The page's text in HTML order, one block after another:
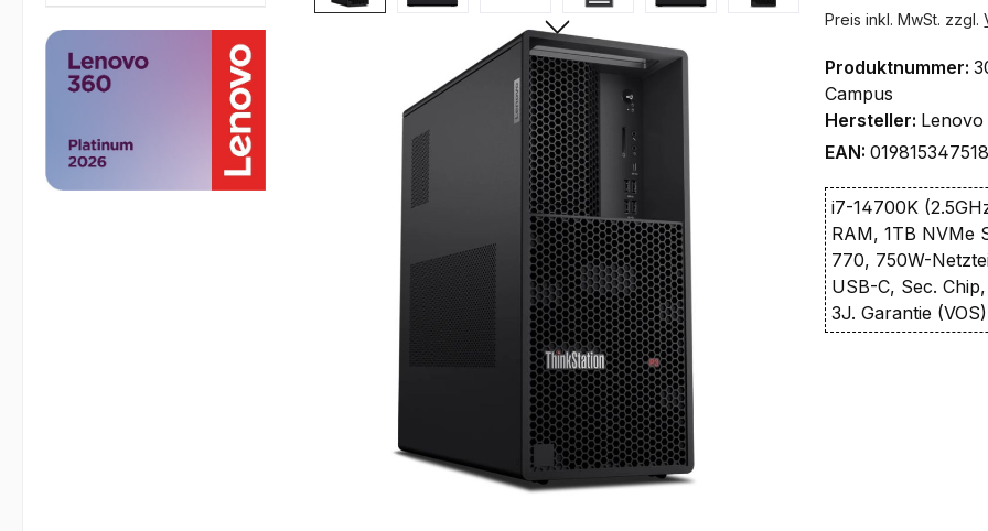
Preis inkl. MwSt. zzgl.
Produktnummer:
Campus
Hersteller: Lenovo
EAN:
i7-14700K
RAM, 1TB NVMe
770, 750W-
USB-C, Sec.
3J. Garantie